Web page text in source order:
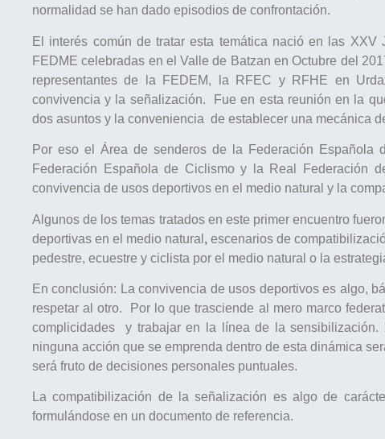
normalidad se han dado episodios de confrontación.
El interés común de tratar esta temática nació en las XXV
FEDME celebradas en el Valle de Batzan en Octubre del
representantes de la FEDEM, la RFEC y RFHE en
convivencia y la señalización. Fue en esta reunión en la
dos asuntos y la conveniencia de establecer una mecánica
Por eso el Área de senderos de la Federación Española
Federación Española de Ciclismo y la Real Federación
convivencia de usos deportivos en el medio natural y la
Algunos de los temas tratados en este primer encuentro
deportivas en el medio natural ,escenarios de
pedestre, ecuestre y ciclista por el medio natural o la
En conclusión: La convivencia de usos deportivos es algo,
respetar al otro. Por lo que trasciende al mero marco
complicidades y trabajar en la línea de la sensibilización.
ninguna acción que se emprenda dentro de esta dinámica
será fruto de decisiones personales puntuales.
La compatibilización de la señalización es algo de
formulándose en un documento de referencia.